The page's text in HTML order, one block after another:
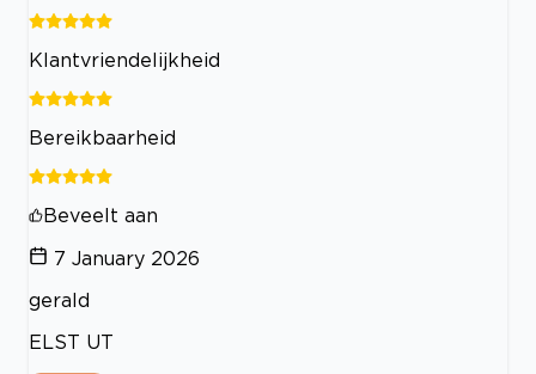
Klantvriendelijkheid
Bereikbaarheid
Beveelt aan
7 January 2026
gerald
ELST UT